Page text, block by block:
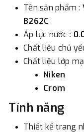
- Nếu địa điểm giao
hoặc với những đơn
Chúng tôi sẽ thu
chuyển theo cước
bằng phương thức
- Sau khi có thông
Tên sản phẩm :
B262C
Áp lực nước:
Chất liệu chủ
Chất liệu lớp mạ
Niken
Crom
Tính năng
Thiết kế trang